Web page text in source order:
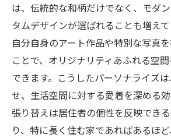
は、伝統的な和柄だけでなく、モダ
タムデザインが選ばれることも増えて
自分自身のアート作品や特別な写真
ことで、オリジナリティあふれる空
できます。こうしたパーソナライズ
せ、生活空間に対する愛着を深める
張り替えは居住者の個性を反映でき
り、特に長く住む家であればあるほ